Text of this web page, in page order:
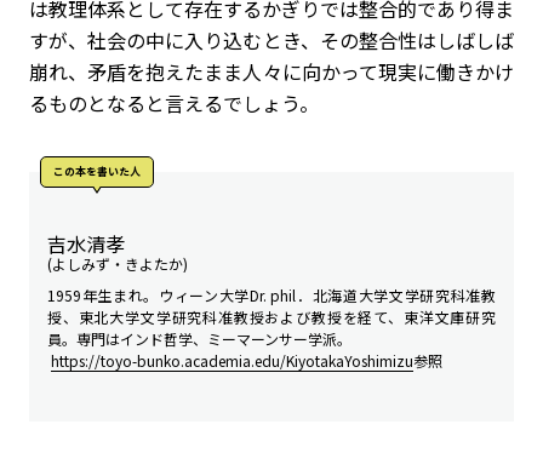
は教理体系として存在するかぎりでは整合的であり得ま
すが、社会の中に入り込むとき、その整合性はしばしば
崩れ、矛盾を抱えたまま人々に向かって現実に働きかけ
るものとなると言えるでしょう。
この本を書いた人
吉水清孝
(よしみず・きよたか)
1959年生まれ。ウィーン大学Dr. phil．北海道大学文学研究科准教
授、東北大学文学研究科准教授および教授を経て、東洋文庫研究
員。専門はインド哲学、ミーマーンサー学派。
https://toyo-bunko.academia.edu/KiyotakaYoshimizu参照